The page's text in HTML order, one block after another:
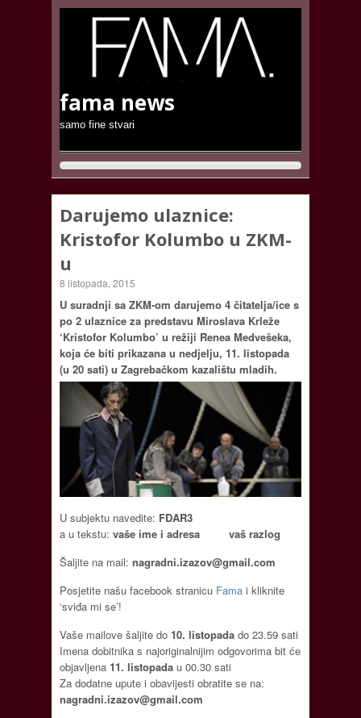
fama news
samo fine stvari
Darujemo ulaznice:
Kristofor Kolumbo u ZKM-
u
8 listopada, 2015
U suradnji sa ZKM-om darujemo 4 čitatelja/ice s
po 2 ulaznice za predstavu Miroslava Krleže
‘Kristofor Kolumbo’ u režiji Renea Medvešeka,
koja će biti prikazana u nedjelju, 11. listopada
(u 20 sati) u Zagrebačkom kazalištu mladih.
U subjektu navedite: FDAR3
a u tekstu: vaše ime i adresa
vaš razlog
Šaljite na mail: nagradni.izazov@gmail.com
Posjetite našu facebook stranicu Fama i kliknite
‘sviđa mi se’!
Vaše mailove šaljite do 10. listopada do 23.59 sati
Imena dobitnika s najoriginalnijim odgovorima bit će
objavljena 11. listopada u 00.30 sati
Za dodatne upute i obavijesti obratite se na:
nagradni.izazov@gmail.com